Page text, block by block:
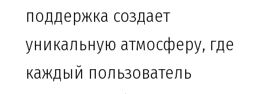
поддержка создает
уникальную атмосферу, где
каждый пользователь